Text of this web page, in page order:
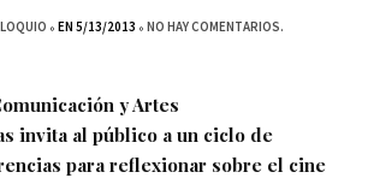
EN 5/13/2013 NO HAY COMENTARIOS.
y Artes
invita al público a un ciclo de
para reflexionar sobre el cine